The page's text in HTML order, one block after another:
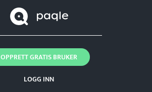
LOGG INN
OPPRETT GRATIS BRUKER